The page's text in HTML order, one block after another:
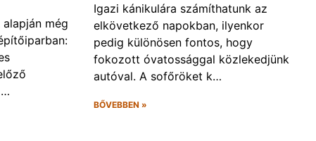
még
…
Igazi kánikulára számíthatunk az
elkövetkező napokban, ilyenkor
pedig különösen fontos, hogy
fokozott óvatossággal közlekedjünk
autóval. A sofőröket k…
BŐVEBBEN »